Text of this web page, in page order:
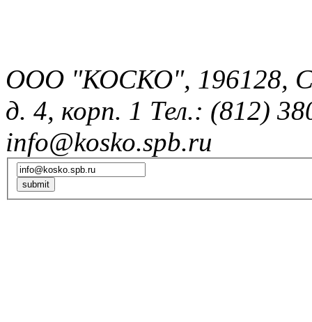
ООО "КОСКО", 196128,
д. 4, корп. 1 Тел.: (812)
info@kosko.spb.ru